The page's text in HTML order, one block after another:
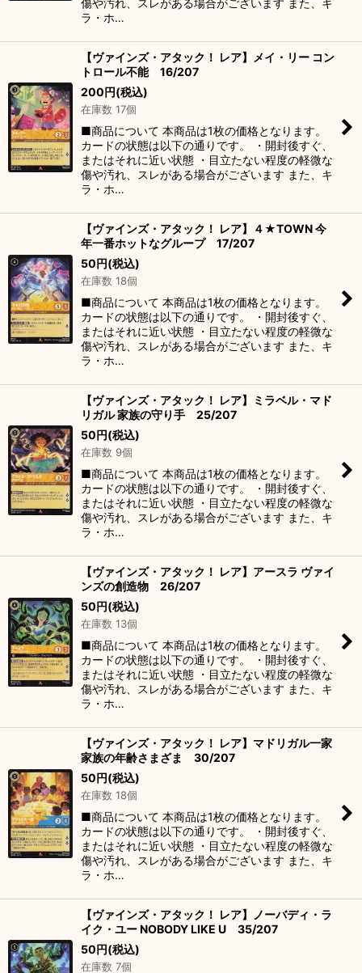
傷や汚れ、スレがある場合がございます また、キ
ラ・ホ…
【ヴァインズ・アタック！ レア】メイ・リー コン
トロール不能 16/207
200円(税込)
在庫数 17個
■商品について 本商品は1枚の価格となります。
カードの状態は以下の通りです。 ・開封後すぐ、
またはそれに近い状態 ・目立たない程度の軽微な
傷や汚れ、スレがある場合がございます また、キ
ラ・ホ…
【ヴァインズ・アタック！ レア】４★TOWN 今
年一番ホットなグループ 17/207
50円(税込)
在庫数 18個
■商品について 本商品は1枚の価格となります。
カードの状態は以下の通りです。 ・開封後すぐ、
またはそれに近い状態 ・目立たない程度の軽微な
傷や汚れ、スレがある場合がございます また、キ
ラ・ホ…
【ヴァインズ・アタック！ レア】ミラベル・マド
リガル 家族の守り手 25/207
50円(税込)
在庫数 9個
■商品について 本商品は1枚の価格となります。
カードの状態は以下の通りです。 ・開封後すぐ、
またはそれに近い状態 ・目立たない程度の軽微な
傷や汚れ、スレがある場合がございます また、キ
ラ・ホ…
【ヴァインズ・アタック！ レア】アースラ ヴァイ
ンズの創造物 26/207
50円(税込)
在庫数 13個
■商品について 本商品は1枚の価格となります。
カードの状態は以下の通りです。 ・開封後すぐ、
またはそれに近い状態 ・目立たない程度の軽微な
傷や汚れ、スレがある場合がございます また、キ
ラ・ホ…
【ヴァインズ・アタック！ レア】マドリガル一家
家族の年齢さまざま 30/207
50円(税込)
在庫数 18個
■商品について 本商品は1枚の価格となります。
カードの状態は以下の通りです。 ・開封後すぐ、
またはそれに近い状態 ・目立たない程度の軽微な
傷や汚れ、スレがある場合がございます また、キ
ラ・ホ…
【ヴァインズ・アタック！ レア】ノーバディ・ラ
イク・ユー NOBODY LIKE U 35/207
50円(税込)
在庫数 7個